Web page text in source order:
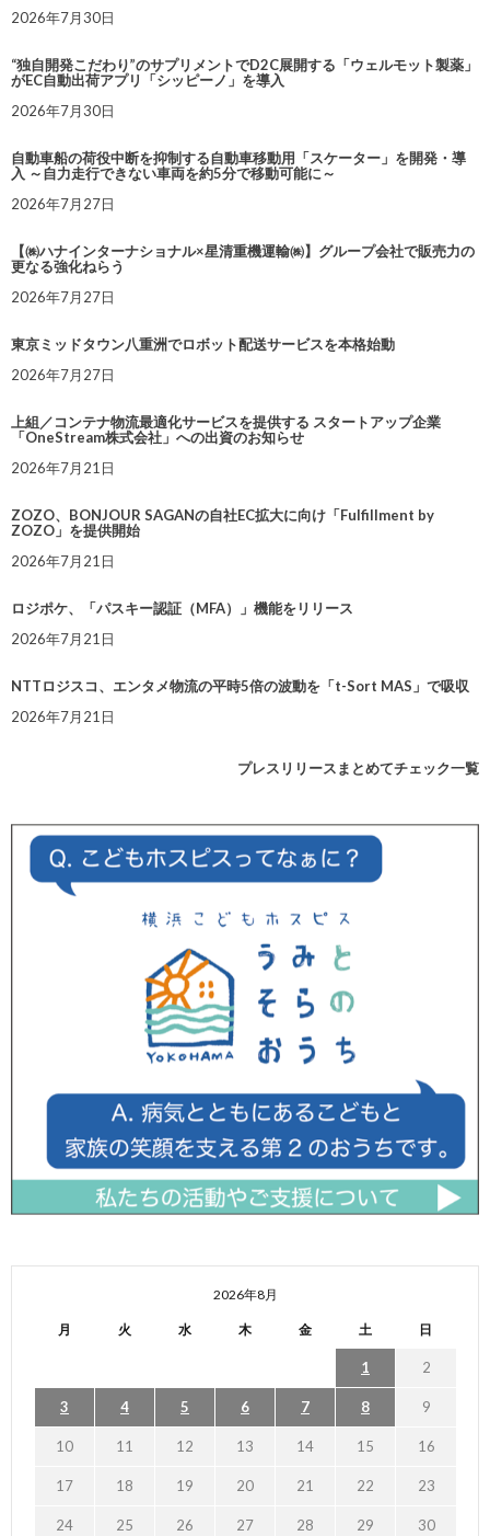
2026年7月30日
“独自開発こだわり”のサプリメントでD2C展開する「ウェルモット製薬」
がEC自動出荷アプリ「シッピーノ」を導入
2026年7月30日
自動車船の荷役中断を抑制する自動車移動用「スケーター」を開発・導
入 ～自力走行できない車両を約5分で移動可能に～
2026年7月27日
【㈱ハナインターナショナル×星清重機運輸㈱】グループ会社で販売力の
更なる強化ねらう
2026年7月27日
東京ミッドタウン八重洲でロボット配送サービスを本格始動
2026年7月27日
上組／コンテナ物流最適化サービスを提供する スタートアップ企業
「OneStream株式会社」への出資のお知らせ
2026年7月21日
ZOZO、BONJOUR SAGANの自社EC拡大に向け「Fulfillment by
ZOZO」を提供開始
2026年7月21日
ロジポケ、「パスキー認証（MFA）」機能をリリース
2026年7月21日
NTTロジスコ、エンタメ物流の平時5倍の波動を「t-Sort MAS」で吸収
2026年7月21日
プレスリリースまとめてチェック一覧
2026年8月
月 火 水 木 金 土 日
1 2
3 4 5 6 7 8 9
10 11 12 13 14 15 16
17 18 19 20 21 22 23
24 25 26 27 28 29 30